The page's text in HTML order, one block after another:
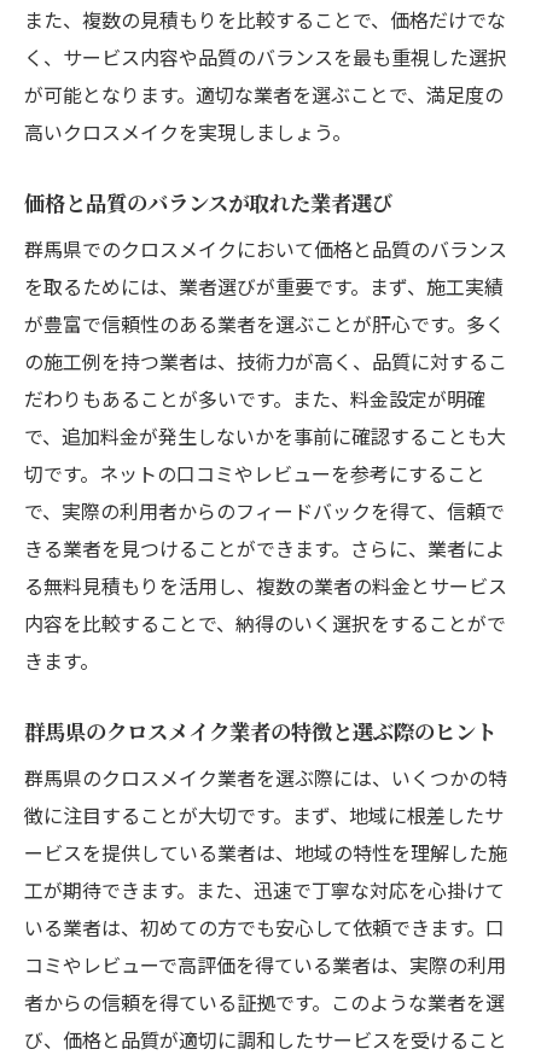
また、複数の見積もりを比較することで、価格だけでな
く、サービス内容や品質のバランスを最も重視した選択
が可能となります。適切な業者を選ぶことで、満足度の
高いクロスメイクを実現しましょう。
価格と品質のバランスが取れた業者選び
群馬県でのクロスメイクにおいて価格と品質のバランス
を取るためには、業者選びが重要です。まず、施工実績
が豊富で信頼性のある業者を選ぶことが肝心です。多く
の施工例を持つ業者は、技術力が高く、品質に対するこ
だわりもあることが多いです。また、料金設定が明確
で、追加料金が発生しないかを事前に確認することも大
切です。ネットの口コミやレビューを参考にすること
で、実際の利用者からのフィードバックを得て、信頼で
きる業者を見つけることができます。さらに、業者によ
る無料見積もりを活用し、複数の業者の料金とサービス
内容を比較することで、納得のいく選択をすることがで
きます。
群馬県のクロスメイク業者の特徴と選ぶ際のヒント
群馬県のクロスメイク業者を選ぶ際には、いくつかの特
徴に注目することが大切です。まず、地域に根差したサ
ービスを提供している業者は、地域の特性を理解した施
工が期待できます。また、迅速で丁寧な対応を心掛けて
いる業者は、初めての方でも安心して依頼できます。口
コミやレビューで高評価を得ている業者は、実際の利用
者からの信頼を得ている証拠です。このような業者を選
び、価格と品質が適切に調和したサービスを受けること